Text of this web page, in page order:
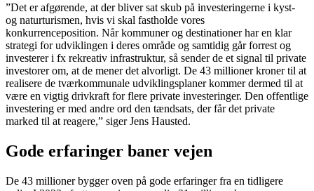
”Det er afgørende, at der bliver sat skub på investeringerne i kyst-
og naturturismen, hvis vi skal fastholde vores
konkurrenceposition. Når kommuner og destinationer har en klar
strategi for udviklingen i deres område og samtidig går forrest og
investerer i fx rekreativ infrastruktur, så sender de et signal til private
investorer om, at de mener det alvorligt. De 43 millioner kroner til at
realisere de tværkommunale udviklingsplaner kommer dermed til at
være en vigtig drivkraft for flere private investeringer. Den offentlige
investering er med andre ord den tændsats, der får det private
marked til at reagere,” siger Jens Hausted.
Gode erfaringer baner vejen
De 43 millioner bygger oven på gode erfaringer fra en tidligere